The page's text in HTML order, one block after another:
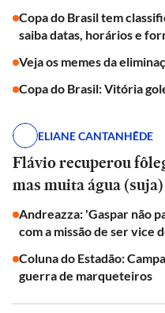
Copa do Brasil tem
saiba datas, horários e
Veja os memes da
Copa do Brasil: Vitória
ELIANE CANTANHÊDE
Flávio recuperou
mas muita água
Andreazza: 'Gaspar não
com a missão de ser vice
Coluna do Estadão:
guerra de marqueteiros